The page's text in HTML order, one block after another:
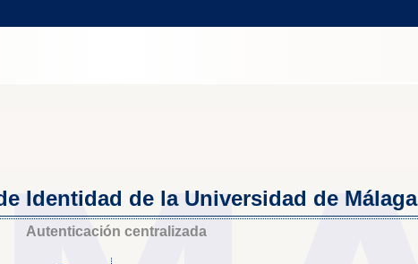
Identidad de la Universidad de Málaga
Autenticación centralizada